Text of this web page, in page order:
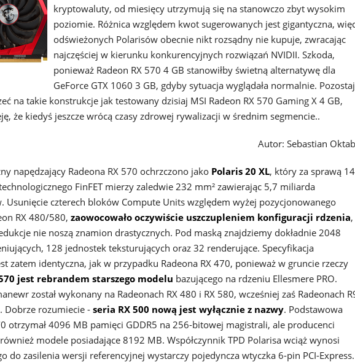
kryptowaluty, od miesięcy utrzymują się na stanowczo zbyt wysokim
poziomie. Różnica względem kwot sugerowanych jest gigantyczna,
odświeżonych Polarisów obecnie nikt rozsądny nie kupuje, zwracając
najczęściej w kierunku konkurencyjnych rozwiązań NVIDII. Szkoda,
ponieważ Radeon RX 570 4 GB stanowiłby świetną alternatywę dla
GeForce GTX 1060 3 GB, gdyby sytuacja wyglądała normalnie.
na takie konstrukcje jak testowany dzisiaj MSI Radeon RX 570 Gaming X 4 GB,
że kiedyś jeszcze wrócą czasy zdrowej rywalizacji w średnim segmencie..
Autor: Sebastian
napędzający Radeona RX 570 ochrzczono jako Polaris 20 XL, który za sprawą 14
FinFET mierzy zaledwie 232 mm² zawierając 5,7 miliarda
Usunięcie czterech bloków Compute Units względem wyżej pozycjonowanego
RX 480/580, zaowocowało oczywiście uszczupleniem konfiguracji rdzenia,
nie noszą znamion drastycznych. Pod maską znajdziemy dokładnie 2048
128 jednostek teksturujących oraz 32 renderujące. Specyfikacja
zatem identyczna, jak w przypadku Radeona RX 470, ponieważ w gruncie rzeczy
jest rebrandem starszego modelu bazującego na rdzeniu Ellesmere PRO.
został wykonany na Radeonach RX 480 i RX 580, wcześniej zaś Radeonach
Dobrze rozumiecie - seria RX 500 nową jest wyłącznie z nazwy. Podstawowa
otrzymał 4096 MB pamięci GDDR5 na 256-bitowej magistrali, ale producenci
modele posiadające 8192 MB. Współczynnik TPD Polarisa wciąż wynosi
do zasilenia wersji referencyjnej wystarczy pojedyncza wtyczka 6-pin PCI-Express.